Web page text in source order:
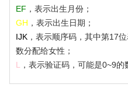
EF ，表示出生月份；
GH ，表示出生日期；
IJK ，表示顺序码，其中第17
数分配给女性；
L
，表示验证码，可能是0~9的